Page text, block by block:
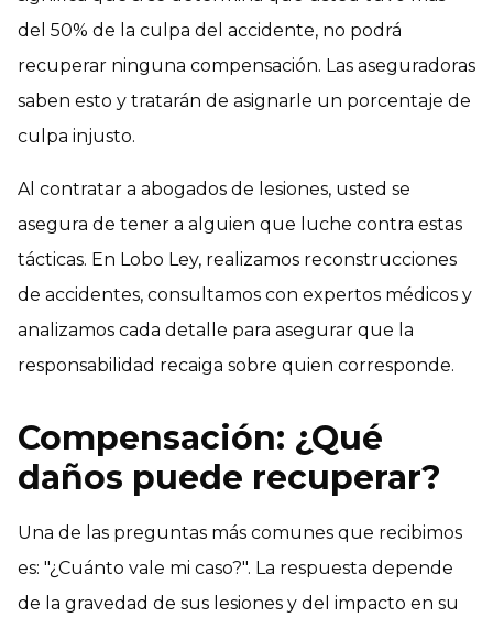
del 50% de la culpa del accidente, no podrá
recuperar ninguna compensación. Las aseguradoras
saben esto y tratarán de asignarle un porcentaje de
culpa injusto.
Al contratar a abogados de lesiones, usted se
asegura de tener a alguien que luche contra estas
tácticas. En Lobo Ley, realizamos reconstrucciones
de accidentes, consultamos con expertos médicos y
analizamos cada detalle para asegurar que la
responsabilidad recaiga sobre quien corresponde.
Compensación: ¿Qué
daños puede recuperar?
Una de las preguntas más comunes que recibimos
es: "¿Cuánto vale mi caso?". La respuesta depende
de la gravedad de sus lesiones y del impacto en su